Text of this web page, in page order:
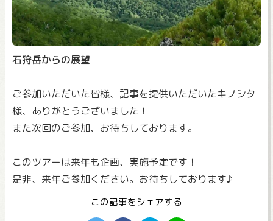
石狩岳からの展望
ご参加いただいた皆様、記事を提供いただいたキノシタ
様、ありがとうございました！
また次回のご参加、お待ちしております。
このツアーは来年も企画、実施予定です！
是非、来年ご参加ください。お待ちしております♪
この記事をシェアする